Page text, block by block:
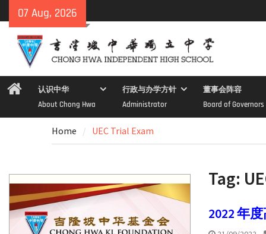
to
content
07 Aug, 2026
Home认识中华
About Chong Hwa
行政与办学方针
Administrator
董事会阵容
Board of Governors
Home UEC Trial Exam
Tag:
2022 年